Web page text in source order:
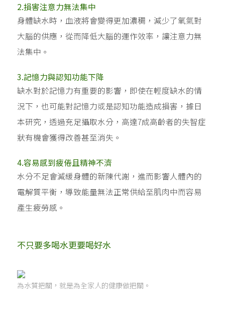
2.損害注意力無法集中
身體缺水時，血液將會變得更加濃稠，減少了氧氣對
大腦的供應，從而降低大腦的運作效率，讓注意力無
法集中。
3.記憶力與認知功能下降
缺水對於記憶力有重要的影響，即使在輕度缺水的情
況下，也可能對記憶力或是認知功能造成損害，據日
本研究，透過充足攝取水分，高達7成高齡者的失智症
狀有機會獲得改善甚至消失。
4.容易感到疲倦且精神不濟
水分不足會減緩身體的新陳代謝，進而影響人體內的
電解質平衡，導致能量無法正常供給至肌肉中而容易
產生疲勞感。
不只要多喝水更要喝好水
為水質把關，就是為全家人的健康做把關。